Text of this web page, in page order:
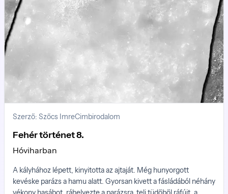
Szerző: Szőcs ImreCimbirodalom
Fehér történet 8.
Hóviharban
A kályhához lépett, kinyitotta az ajtaját. Még hunyorgott
kevéske parázs a hamu alatt. Gyorsan kivett a fásládából néhány